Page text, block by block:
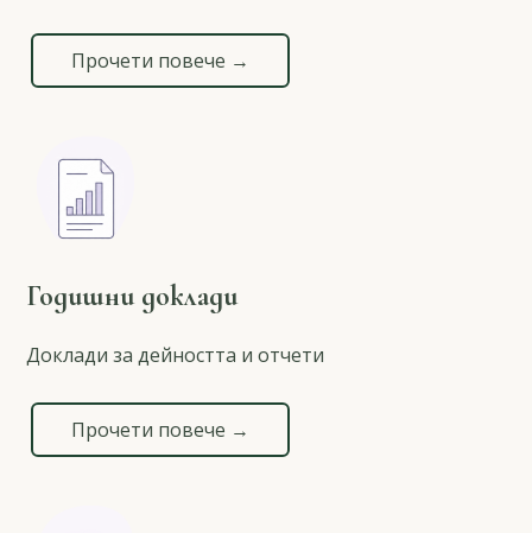
Прочети повече →
Годишни доклади
Доклади за дейността и отчети
Прочети повече →